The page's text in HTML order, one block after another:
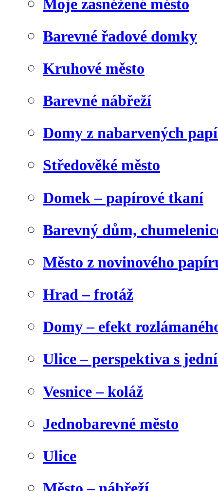
Moje zasněžené město
Barevné řadové domky
Kruhové město
Barevné nábřeží
Domy z nabarvených
Středověké město
Domek – papírové tkaní
Barevný dům,
Město z novinového
Hrad – frotáž
Domy – efekt
Ulice – perspektiva s
Vesnice – koláž
Jednobarevné město
Ulice